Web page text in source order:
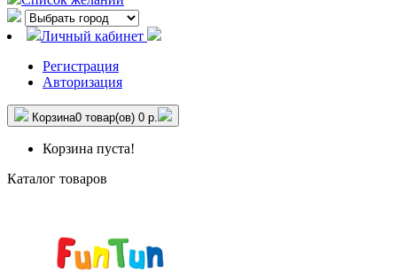
Личный кабинет
Регистрация
Авторизация
Корзина0 товар(ов) 0 р.
Корзина пуста!
Каталог товаров